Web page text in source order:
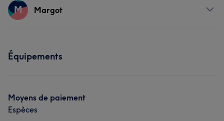
Prestations
M Margot
Équipements
Moyens de paiement
Espèces